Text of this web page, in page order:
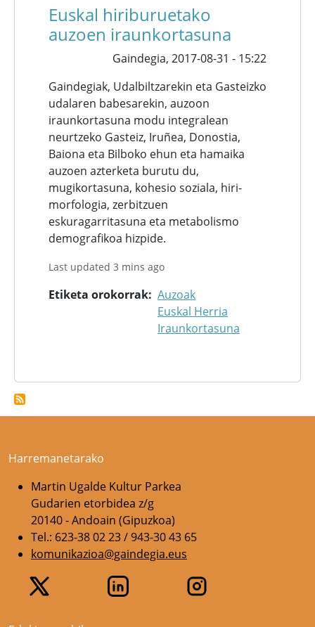
Euskal hiriburuetako
auzoen iraunkortasuna
Gaindegia, 2017-08-31 - 15:22
Gaindegiak, Udalbiltzarekin eta Gasteizko
udalaren babesarekin, auzoon
iraunkortasuna modu integralean
neurtzeko Gasteiz, Iruñea, Donostia,
Baiona eta Bilboko ehun eta hamaika
auzoen azterketa burutu du,
mugikortasuna, kohesio soziala, hiri-
morfologia, zerbitzuen
eskuragarritasuna eta metabolismo
demografikoa hizpide.
Last updated 3 mins ago
Etiketa orokorrak Auzoak
Euskal Herria
Iraunkortasuna
Harremanetarako
Martin Ugalde Kultur Parkea
Gudarien etorbidea z/g
20140 - Andoain (Gipuzkoa)
Tel.: 623-38 02 23 / 943-30 43 65
komunikazioa@gaindegia.eus